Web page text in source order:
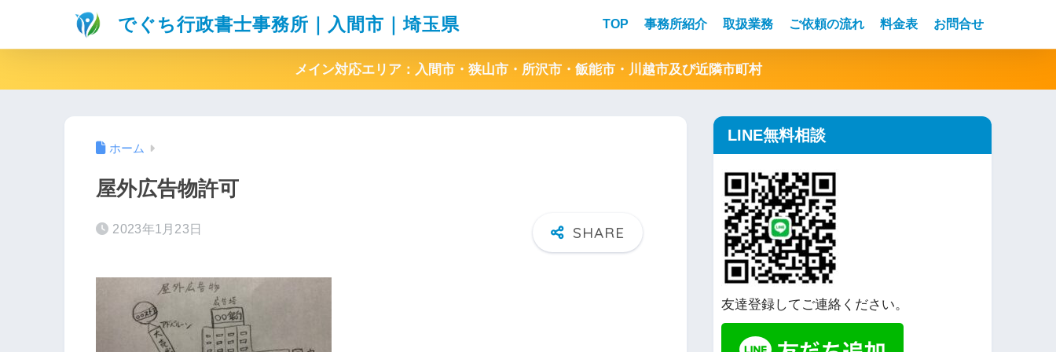
でぐち行政書士事務所｜入間市｜埼玉県 TOP 事務所紹介 取扱業務 ご依頼の流れ 料金表 お問合せ
メイン対応エリア：入間市・狭山市・所沢市・飯能市・川越市及び近隣市町村
ホーム
屋外広告物許可
2023年1月23日
LINE無料相談
友達登録してご連絡ください。